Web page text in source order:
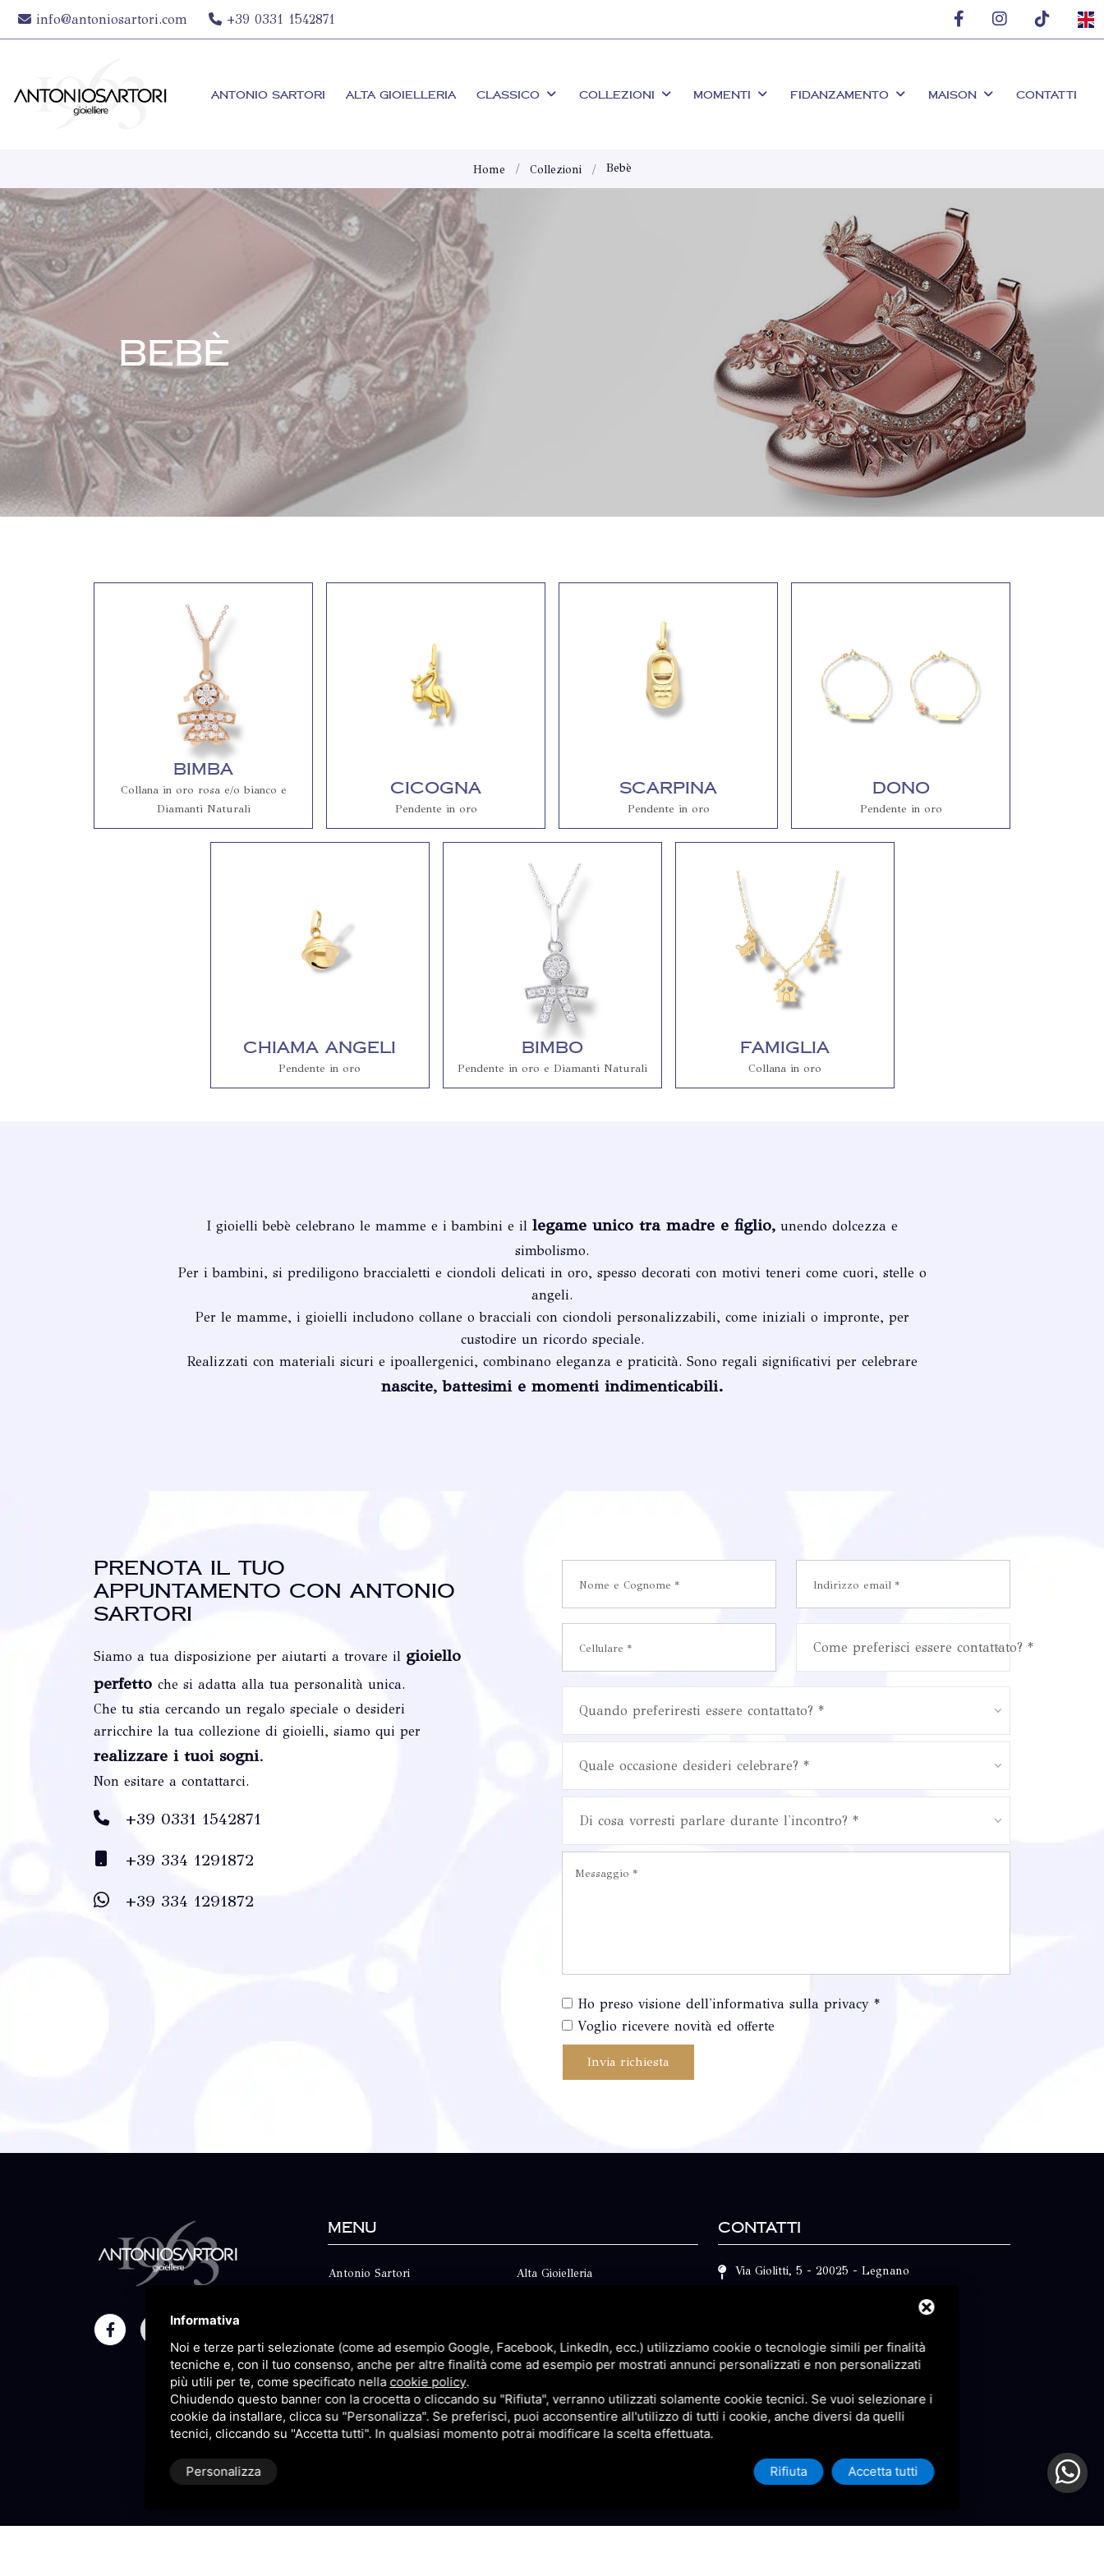
info@antoniosartori.com +39 0331 1542871
ANTONIO SARTORI ALTA GIOIELLERIA CLASSICO COLLEZIONI MOMENTI FIDANZAMENTO MAISON CONTATTI
Home Collezioni Bebè
BEBÈ
Bimba
Collana in oro rosa e/o bianco e
Diamanti Naturali
Cicogna
Pendente in oro
Scarpina
Pendente in oro
Dono
Pendente in oro
Chiama Angeli
Pendente in oro
Bimbo
Pendente in oro e Diamanti Naturali
Famiglia
Collana in oro
I gioielli bebè celebrano le mamme e i bambini e il legame unico tra madre e figlio, unendo dolcezza e
simbolismo.
Per i bambini, si prediligono braccialetti e ciondoli delicati in oro, spesso decorati con motivi teneri come cuori, stelle o
angeli.
Per le mamme, i gioielli includono collane o bracciali con ciondoli personalizzabili, come iniziali o impronte, per
custodire un ricordo speciale.
Realizzati con materiali sicuri e ipoallergenici, combinano eleganza e praticità. Sono regali significativi per celebrare
nascite, battesimi e momenti indimenticabili.
Prenota il tuo
appuntamento con Antonio
Sartori
Siamo a tua disposizione per aiutarti a trovare il gioiello
perfetto che si adatta alla tua personalità unica.
Che tu stia cercando un regalo speciale o desideri
arricchire la tua collezione di gioielli, siamo qui per
realizzare i tuoi sogni.
Non esitare a contattarci.
+39 0331 1542871
+39 334 1291872
+39 334 1291872
Come preferisci essere contattato? *
Quando preferiresti essere contattato? *
Quale occasione desideri celebrare? *
Di cosa vorresti parlare durante l'incontro? *
Ho preso visione dell'informativa sulla privacy *
Voglio ricevere novità ed offerte
Invia richiesta
Menu
Antonio Sartori Alta Gioielleria
Maison Faq
Blog
Sitemap Privacy
Contatti
Via Giolitti, 5 - 20025 - Legnano
info@antoniosartori.com
Informativa
Noi e terze parti selezionate (come ad esempio Google, Facebook, LinkedIn, ecc.) utilizziamo cookie o tecnologie simili per finalità
tecniche e, con il tuo consenso, anche per altre finalità come ad esempio per mostrati annunci personalizzati e non personalizzati
più utili per te, come specificato nella cookie policy.
Chiudendo questo banner con la crocetta o cliccando su "Rifiuta", verranno utilizzati solamente cookie tecnici. Se vuoi selezionare i
cookie da installare, clicca su "Personalizza". Se preferisci, puoi acconsentire all'utilizzo di tutti i cookie, anche diversi da quelli
tecnici, cliccando su "Accetta tutti". In qualsiasi momento potrai modificare la scelta effettuata.
Personalizza Rifiuta Accetta tutti